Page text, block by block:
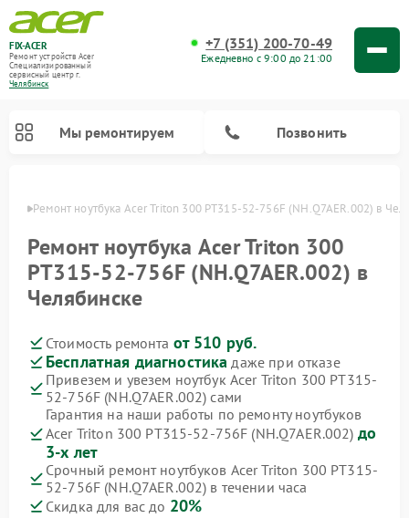
FIX-ACER
Ремонт устройств Acer
Специализированный
cервисный центр г.
Челябинск
+7 (351) 200-70-49
Ежедневно с 9:00 до 21:00
Мы ремонтируем Позвонить
Ремонт ноутбука Acer Triton 300 PT315-52-756F (NH.Q7AER.002) в
Ремонт ноутбука Acer Triton 300
PT315-52-756F (NH.Q7AER.002) в
Челябинске
Стоимость ремонта от 510 руб.
Бесплатная диагностика даже при отказе
Привезем и увезем ноутбук Acer Triton 300 PT315-
52-756F (NH.Q7AER.002) сами
Гарантия на наши работы по ремонту ноутбуков
Acer Triton 300 PT315-52-756F (NH.Q7AER.002) до
3-х лет
Срочный ремонт ноутбуков Acer Triton 300 PT315-
52-756F (NH.Q7AER.002) в течении часа
Скидка для вас до 20%